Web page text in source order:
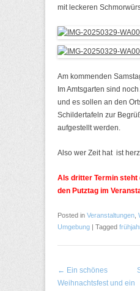
mit leckeren
Am kommenden
Im Amtsgarten sind
und es sollen an den
Schildertafeln zur
aufgestellt werden.
Also wer Zeit hat ist
Als dritter Termin steht
den Putztag im
Posted in Veranstaltungen
Umgebung | Tagged
Post navigation
← Ein schönes
Weihnachtsfest und ein